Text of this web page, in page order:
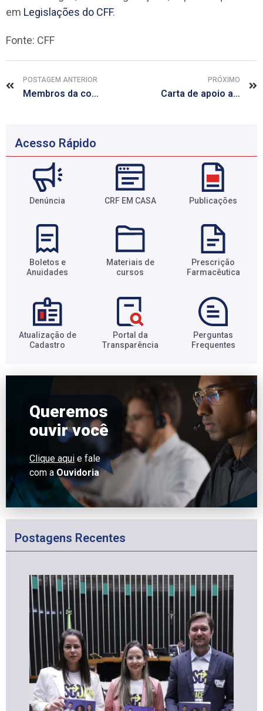
em Legislações do CFF.
Fonte: CFF
POSTAGEM ANTERIOR
Membros da comissão de ensino apresentam CRF Acadêmico em Congresso
PRÓXIMO
Carta de apoio aos profissionais do NASF
Acesso Rápido
Denúncia CRF EM CASA Publicações
Boletos e
Anuidades​
Materiais de
cursos​
Prescrição
Farmacêutica​
Atualização de
Cadastro​
Portal da
Transparência​
Perguntas
Frequentes​
Queremos
ouvir você
Clique aqui e fale
com aOuvidoria
Postagens Recentes